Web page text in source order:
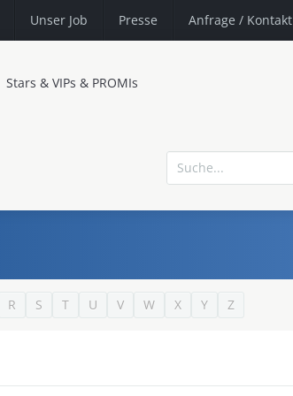
Unser Job Presse Anfrage / Kontakt
Stars & VIPs & PROMIs
R S T U V W X Y Z